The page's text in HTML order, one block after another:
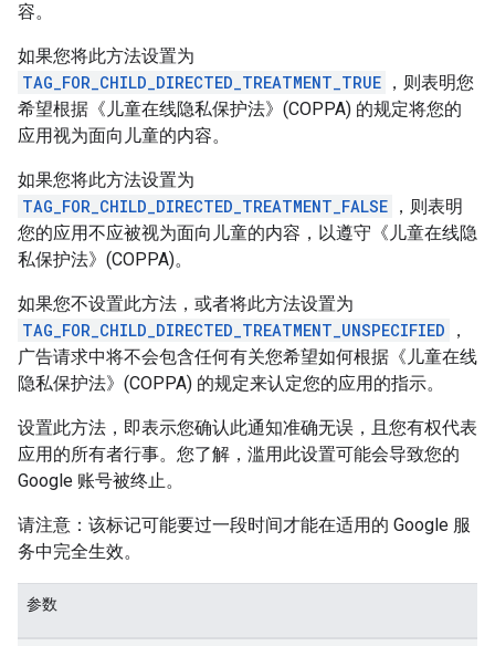
容。
如果您将此方法设置为
TAG_FOR_CHILD_DIRECTED_TREATMENT_TRUE ，则表明您
希望根据《儿童在线隐私保护法》(COPPA) 的规定将您的
应用视为面向儿童的内容。
如果您将此方法设置为
TAG_FOR_CHILD_DIRECTED_TREATMENT_FALSE ，则表明
您的应用不应被视为面向儿童的内容，以遵守《儿童在线隐
私保护法》(COPPA)。
如果您不设置此方法，或者将此方法设置为
TAG_FOR_CHILD_DIRECTED_TREATMENT_UNSPECIFIED
，
广告请求中将不会包含任何有关您希望如何根据《儿童在线
隐私保护法》(COPPA) 的规定来认定您的应用的指示。
设置此方法，即表示您确认此通知准确无误，且您有权代表
应用的所有者行事。您了解，滥用此设置可能会导致您的
Google 账号被终止。
请注意：该标记可能要过一段时间才能在适用的 Google 服
务中完全生效。
参数